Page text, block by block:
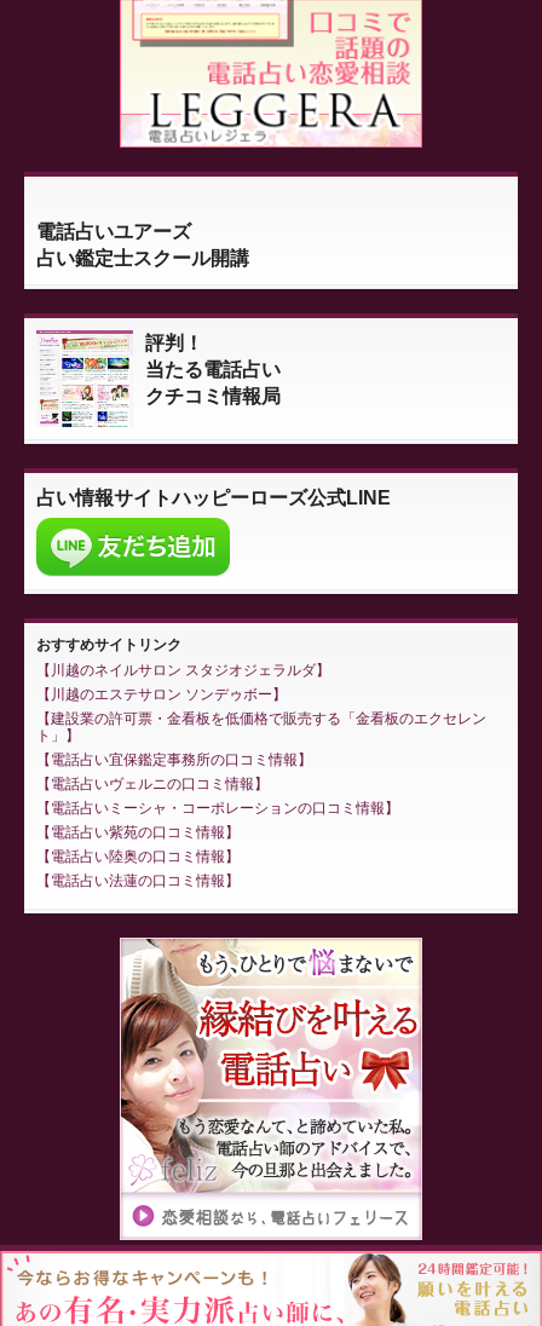
電話占いユアーズ
占い鑑定士スクール開講
評判！
当たる電話占い
クチコミ情報局
占い情報サイトハッピーローズ公式LINE
おすすめサイトリンク
川越のネイルサロン スタジオジェラルダ
川越のエステサロン ソンデゥボー
建設業の許可票・金看板を低価格で販売する「金看板のエクセレン
ト」
電話占い宜保鑑定事務所の口コミ情報
電話占いヴェルニの口コミ情報
電話占いミーシャ・コーポレーションの口コミ情報
電話占い紫苑の口コミ情報
電話占い陸奥の口コミ情報
電話占い法蓮の口コミ情報
Proudly powered by WordPress